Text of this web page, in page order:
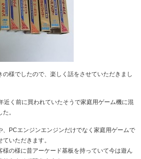
の様でしたので、楽しく話をさせていただきまし
近く前に買われていたそうで家庭用ゲーム機に混
。
、PCエンジンエンジンだけでなく家庭用ゲームで
いただきます。
様の様に昔アーケード基板を持っていて今は遊ん